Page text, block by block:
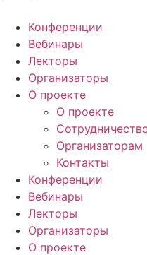
Конференции
Вебинары
Лекторы
Организаторы
О проекте
О проекте
Организаторам
Контакты
Конференции
Вебинары
Лекторы
Организаторы
О проекте